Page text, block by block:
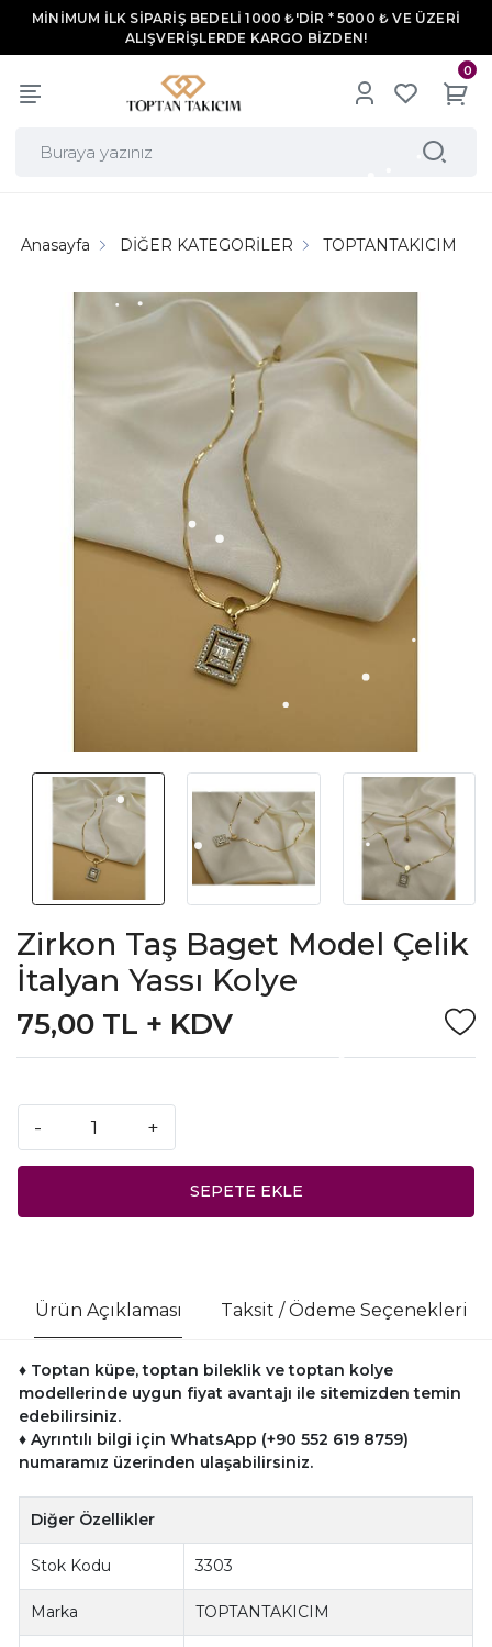
MİNİMUM İLK SİPARİŞ BEDELİ 1000 ₺'DİR * 5000 ₺ VE ÜZERİ
ALIŞVERİŞLERDE KARGO BİZDEN!
0
Anasayfa DİĞER KATEGORİLER TOPTANTAKICIM
Zirkon Taş Baget Model Çelik
İtalyan Yassı Kolye
75,00 TL + KDV
- +
SEPETE EKLE
Ürün Açıklaması Taksit / Ödeme Seçenekleri
♦ Toptan küpe, toptan bileklik ve toptan kolye
modellerinde uygun fiyat avantajı ile sitemizden temin
edebilirsiniz.
♦ Ayrıntılı bilgi için WhatsApp (+90 552 619 8759)
numaramız üzerinden ulaşabilirsiniz.
Diğer Özellikler
Stok Kodu 3303
Marka TOPTANTAKICIM